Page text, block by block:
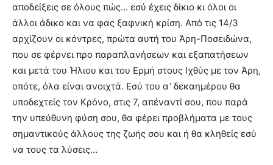
αποδείξεις σε όλους πώς… εσύ έχεις δίκιο κι όλοι οι
άλλοι άδικο και να φας ξαφνική κρίση. Από τις 14/3
αρχίζουν οι κόντρες, πρώτα αυτή του Άρη-Ποσειδώνα,
που σε φέρνει προ παραπλανήσεων και εξαπατήσεων
και μετά του Ήλιου και του Ερμή στους Ιχθύς με τον Άρη,
οπότε, όλα είναι ανοιχτά. Εσύ του α’ δεκαημέρου θα
υποδεχτείς τον Κρόνο, στις 7, απέναντί σου, που παρά
την υπεύθυνη φύση σου, θα φέρει προβλήματα με τους
σημαντικούς άλλους της ζωής σου και ή θα κληθείς εσύ
να τους τα λύσεις…